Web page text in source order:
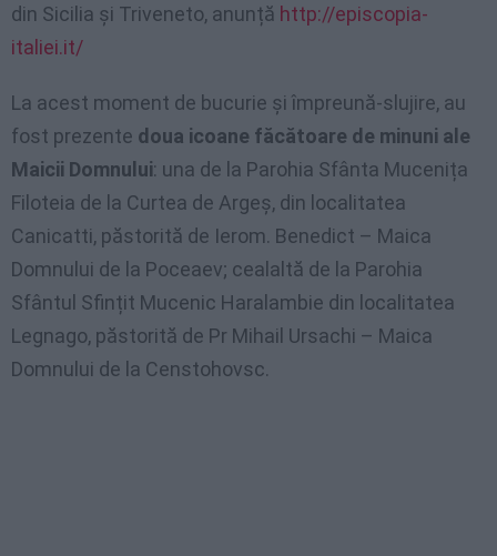
din Sicilia și Triveneto, anunță http://episcopia-
italiei.it/
La acest moment de bucurie și împreună-slujire, au
fost prezente doua icoane făcătoare de minuni ale
Maicii Domnului: una de la Parohia Sfânta Mucenița
Filoteia de la Curtea de Argeș, din localitatea
Canicatti, păstorită de Ierom. Benedict – Maica
Domnului de la Poceaev; cealaltă de la Parohia
Sfântul Sfințit Mucenic Haralambie din localitatea
Legnago, păstorită de Pr Mihail Ursachi – Maica
Domnului de la Censtohovsc.